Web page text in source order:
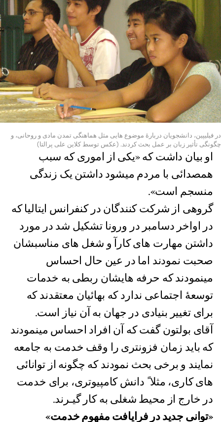
در فیلیپین، دانشجویان دربارۀ موضوع هایی مثل هماهنگی تمدن مادی و روحانی، و
چگونگی تأثیر زبان بر عمل بحث کردند. (عکس توسط کلاین علی پرالتا)
او بیان داشت که «یکی از اموری که سبب
همصدائی با مردم میشود داشتن یک زندگی
منسجم است».
گروهی از شرکت کنندگان در کنفرانس ایتالیا که
در اواخر دسامبر در ورونا تشکیل شد در مورد
داشتن مهارت های کارآ و شغل های مناسبشان
صحبت نمودند اما در عین حال احساس
مینمودند که حرفه هایشان ربطی به خدمات
توسعۀ اجتماعی ندارد که بهائیان معتقدند که
برای تغییر بنیادی در جهان به آن نیاز است.
آقای بولتون گفت که آن افراد احساس مینمودند
که باید زمان فزونتری را وقف خدمت به جامعه
نمایند و برخی بحث نمودند که چگونه از توانائی
های کاری، مثلا ً دانش کامپیوتری، برای خدمت
در خارج از محیط شغلی به کار گیـرند.
«توانی جدید در فرایافت مفهوم خدمت»